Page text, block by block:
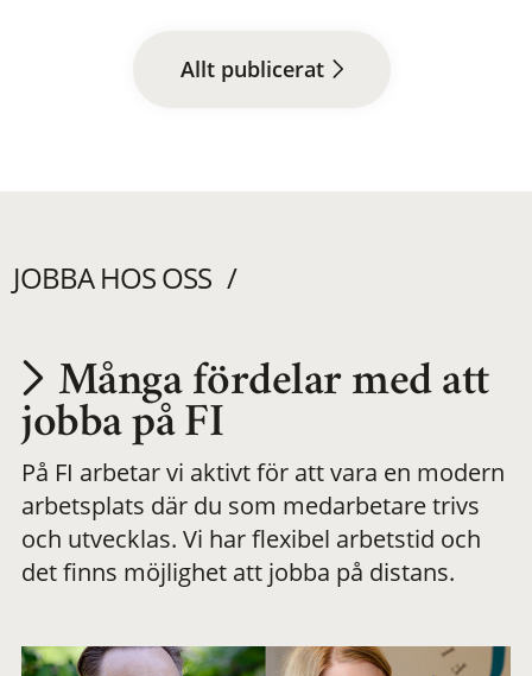
Allt publicerat
JOBBA HOS OSS
Utvecklas på en
meningsfull och
flexibel
Många fördelar med att
jobba på FI
På FI arbetar vi aktivt för att vara en modern
arbetsplats där du som medarbetare trivs
och utvecklas. Vi har flexibel arbetstid och
det finns möjlighet att jobba på distans.